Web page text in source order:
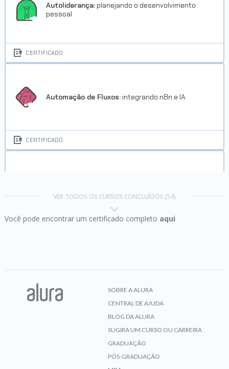
Autoliderança: planejando o desenvolvimento
pessoal
CERTIFICADO
Automação de Fluxos: integrando n8n e IA
CERTIFICADO
Carreira Especialista em IA: Boas-vindas e
VER TODOS OS CURSOS CONCLUÍDOS (54)
Você pode encontrar um certificado completo aqui
SOBRE A ALURA
CENTRAL DE AJUDA
BLOG DA ALURA
SUGIRA UM CURSO OU CARREIRA
GRADUAÇÃO
PÓS-GRADUAÇÃO